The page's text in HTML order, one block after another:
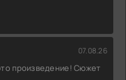
07.08.26
произведение! Сюжет